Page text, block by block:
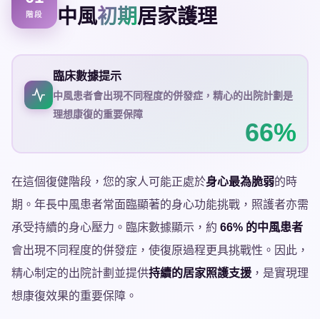
階段 中風初期居家護理
臨床數據提示
中風患者會出現不同程度的併發症，精心的出院計劃是
理想康復的重要保障
66%
在這個復健階段，您的家人可能正處於身心最為脆弱的時
期。年長中風患者常面臨顯著的身心功能挑戰，照護者亦需
承受持續的身心壓力。臨床數據顯示，約 66% 的中風患者
會出現不同程度的併發症，使復原過程更具挑戰性。因此，
精心制定的出院計劃並提供持續的居家照護支援 ，是實現理
想康復效果的重要保障。